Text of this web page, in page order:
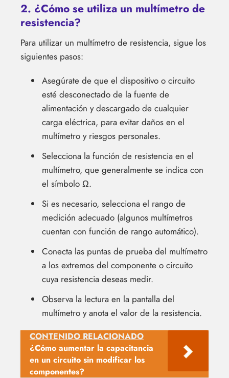
2. ¿Cómo se utiliza un multímetro de
resistencia?
Para utilizar un multímetro de resistencia, sigue los
siguientes pasos:
Asegúrate de que el dispositivo o circuito
esté desconectado de la fuente de
alimentación y descargado de cualquier
carga eléctrica, para evitar daños en el
multímetro y riesgos personales.
Selecciona la función de resistencia en el
multímetro, que generalmente se indica con
el símbolo Ω.
Si es necesario, selecciona el rango de
medición adecuado (algunos multímetros
cuentan con función de rango automático).
Conecta las puntas de prueba del multímetro
a los extremos del componente o circuito
cuya resistencia deseas medir.
Observa la lectura en la pantalla del
multímetro y anota el valor de la resistencia.
CONTENIDO RELACIONADO
¿Cómo aumentar la capacitancia
en un circuito sin modificar los
componentes?